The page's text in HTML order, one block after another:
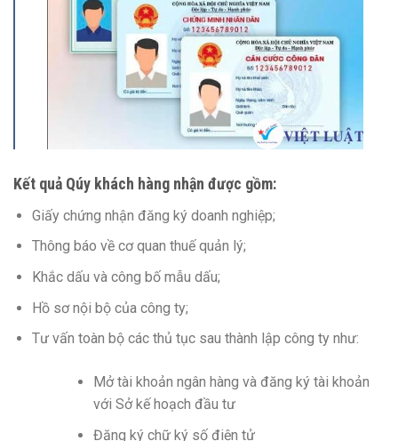
Kết quả Qúy khách hàng nhận được gồm:
Giấy chứng nhận đăng ký doanh nghiệp;
Thông báo về cơ quan thuế quản lý;
Khắc dấu và công bố mẫu dấu;
Hồ sơ nội bộ của công ty;
Tư vấn toàn bộ các thủ tục sau thành lập công ty như:
Mở tài khoản ngân hàng và đăng ký tài khoản
với Sở kế hoạch đầu tư
Đăng ký chữ ký số điện tử